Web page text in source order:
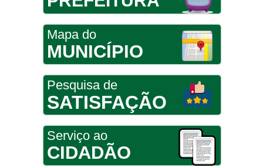
Mapa do
MUNICÍPIO
Pesquisa de
SATISFAÇÃO
Serviço ao
CIDADÃO